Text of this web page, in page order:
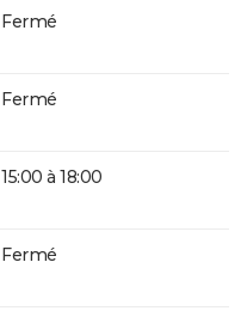
Fermé
Fermé
15:00 à 18:00
Fermé